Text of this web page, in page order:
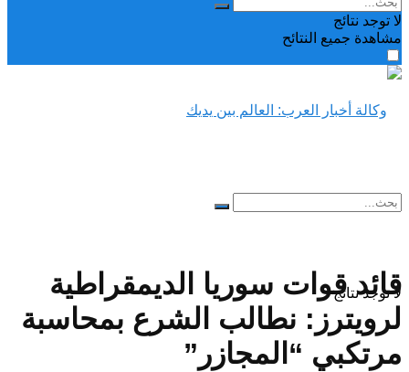
لا توجد نتائج
مشاهدة جميع النتائح
لا توجد نتائج
قائد قوات سوريا الديمقراطية
لرويترز: نطالب الشرع بمحاسبة
مرتكبي “المجازر”